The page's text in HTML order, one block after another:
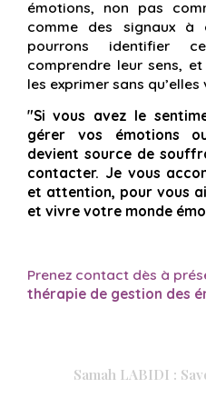
émotions, non pas
comme des signaux à
pourrons identifier
comprendre leur sens,
les exprimer sans
"Si vous avez le
gérer vos émotions
devient source de
contacter. Je vous
et attention, pour vous
et vivre votre monde
Prenez contact dès à
thérapie de gestion des
Samah LABIDI :